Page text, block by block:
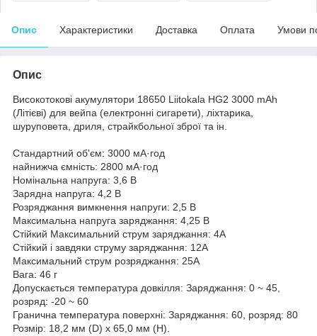
Опис Характеристики Доставка Оплата Умови
Опис
Високотокові акумулятори 18650 Liitokala HG2 3000 mAh
(Літієві) для вейпа (електронні сигарети), ліхтарика,
шуруповета, дриля, страйкбольної зброї та ін.
Стандартний об'єм: 3000 мА·год
найнижча ємність: 2800 мА·год
Номінальна напруга: 3,6 В
Зарядна напруга: 4,2 В
Розряджання вимкнення напруги: 2,5 В
Максимальна напруга заряджання: 4,25 В
Стійкий Максимальний струм заряджання: 4А
Стійкий і завдяки струму заряджання: 12A
Максимальний струм розряджання: 25А
Вага: 46 г
Допускається температура довкілля: Заряджання: 0 ~ 45,
розряд: -20 ~ 60
Гранична температура поверхні: Заряджання: 60, розряд: 80
Розмір: 18,2 мм (D) х 65,0 мм (H).